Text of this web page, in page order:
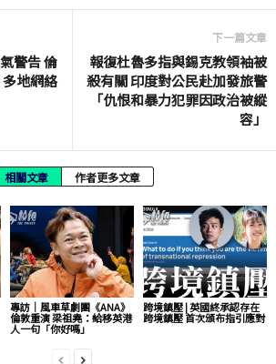
警告 倫
地網絡
下一篇文章
報復杜魯多指與錫克教領袖被
殺有關 印度對公民赴加發旅警
「仇恨和暴力犯罪因政治被縱
容」
相關文章 作者更多文章
專訪｜風車草劇團《ANA》
倫敦重演 梁祖堯：給移英港
人一句「你好嗎」
跨境鎮壓 | 英國終承認存在
跨境鎮壓 首次頒布指引應對